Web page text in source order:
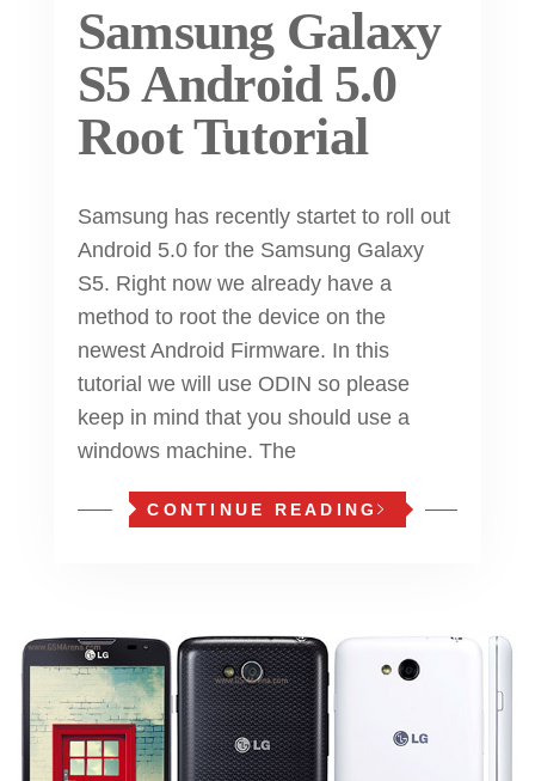
Samsung Galaxy
S5 Android 5.0
Root Tutorial
Samsung has recently startet to roll out
Android 5.0 for the Samsung Galaxy
S5. Right now we already have a
method to root the device on the
newest Android Firmware. In this
tutorial we will use ODIN so please
keep in mind that you should use a
windows machine. The
CONTINUE READING